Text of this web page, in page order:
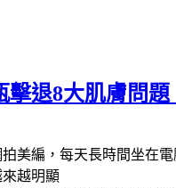
擊退8大肌膚問
美編，每天長時間坐在
越明顯